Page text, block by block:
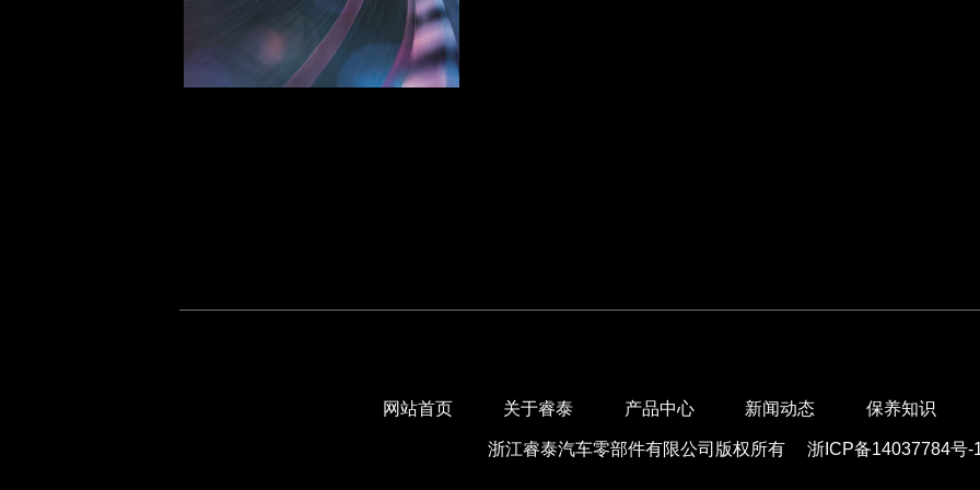
吉普系列
网站首页 关于睿泰 产品中心 新闻动态 保养知识
浙江睿泰汽车零部件有限公司版权所有 浙ICP备14037784号-